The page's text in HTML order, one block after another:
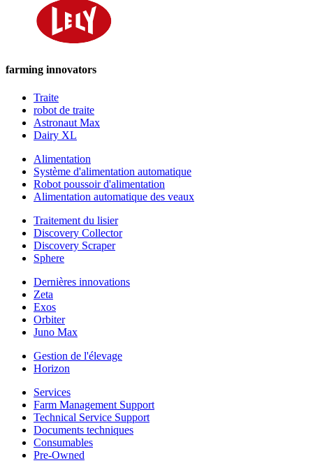
farming innovators
Traite
robot de traite
Astronaut Max
Dairy XL
Alimentation
Système d'alimentation automatique
Robot poussoir d'alimentation
Alimentation automatique des veaux
Traitement du lisier
Discovery Collector
Discovery Scraper
Sphere
Dernières innovations
Zeta
Exos
Orbiter
Juno Max
Gestion de l'élevage
Horizon
Services
Farm Management Support
Technical Service Support
Documents techniques
Consumables
Pre-Owned